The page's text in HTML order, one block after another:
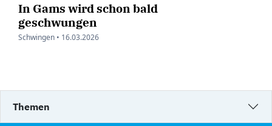
In Gams wird schon bald
geschwungen
Schwingen • 16.03.2026
Themen